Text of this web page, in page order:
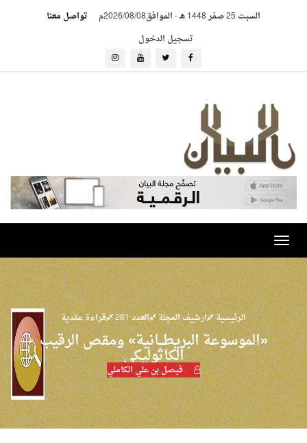
السبت 25 صفر 1448 هـ -الموافق2026/08/08م
تواصل معنا
تسجيل الدخول
Toggle
navigation
الرئيسية ارشيف المجلة العدد 281 قراءة عقدية
«الموسوعة البريطـــانية» ومقص الرقيب
الكاثوليكي
. فيصل بن علي الكاملي